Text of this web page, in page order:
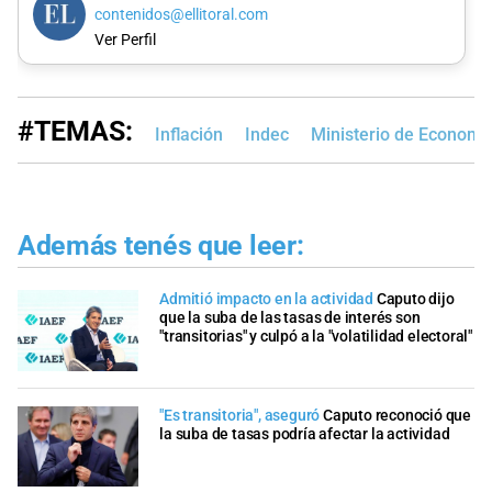
contenidos@ellitoral.com
Ver Perfil
#TEMAS: Inflación Indec Ministerio de
Además tenés que leer:
Admitió impacto en la actividad Caputo dijo
que la suba de las tasas de interés son
"transitorias" y culpó a la "volatilidad electoral"
"Es transitoria", aseguróCaputo reconoció que
la suba de tasas podría afectar la actividad